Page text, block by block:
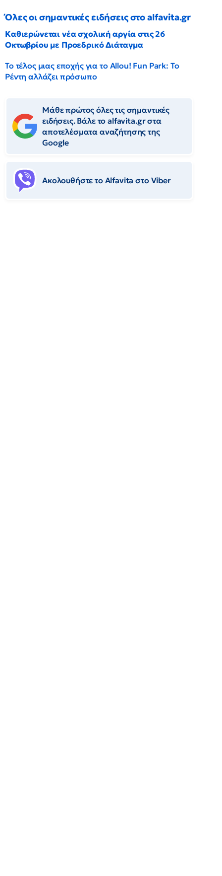
Όλες οι σημαντικές ειδήσεις στο alfavita.gr
Καθιερώνεται νέα σχολική αργία στις 26
Οκτωβρίου με Προεδρικό Διάταγμα
Το τέλος μιας εποχής για το Allou! Fun Park: Το
Ρέντη αλλάζει πρόσωπο
Μάθε πρώτος όλες τις σημαντικές
ειδήσεις. Βάλε το alfavita.gr στα
αποτελέσματα αναζήτησης της
Google
Ακολουθήστε το Αlfavita στο Viber